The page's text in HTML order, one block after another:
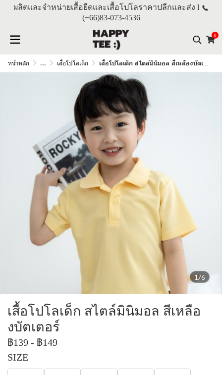
ผลิตและจำหน่ายเสื้อยืดและเสื้อโปโลราคาปลีกและส่ง l
(+66)83-073-4536
0
หน้าหลัก ... เสื้อโปโลเด็ก เสื้อโปโลเด็ก สไตล์มินิมอล สีเหลืองบัตเตอร์
1/6
เสื้อโปโลเด็ก สไตล์มินิมอล สีเหลือ
งบัตเตอร์
฿139 - ฿149
SIZE